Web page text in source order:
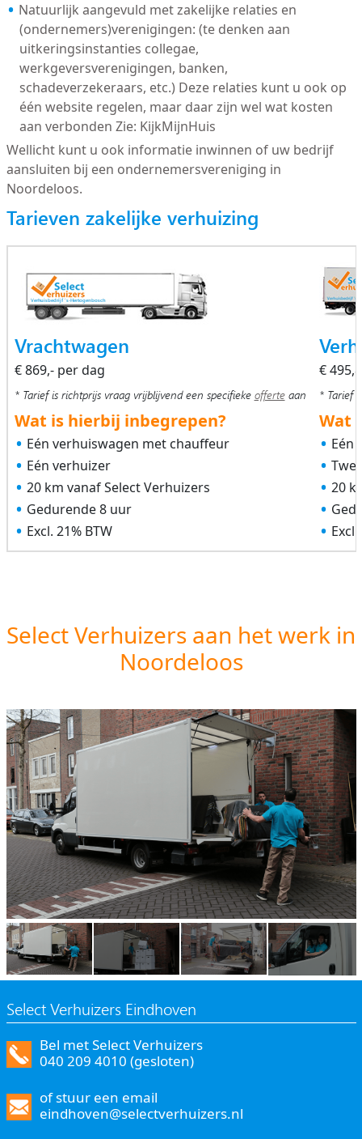
Natuurlijk aangevuld met zakelijke relaties en
(ondernemers)verenigingen: (te denken aan
uitkeringsinstanties collegae,
werkgeversverenigingen, banken,
schadeverzekeraars, etc.) Deze relaties kunt u ook op
één website regelen, maar daar zijn wel wat kosten
aan verbonden Zie: KijkMijnHuis
Wellicht kunt u ook informatie inwinnen of uw bedrijf
aansluiten bij een ondernemersvereniging in
Noordeloos.
Tarieven zakelijke verhuizing
Vrachtwagen
€ 869,- per dag
* Tarief is richtprijs vraag vrijblijvend een specifieke offerteaan
Wat is hierbij inbegrepen?
Eén verhuiswagen met chauffeur
Eén verhuizer
20 km vanaf Select Verhuizers
Gedurende 8 uur
Excl. 21% BTW
€
* Tarief
Wat
Eén
20
Excl.
Select Verhuizers aan het werk in
Noordeloos
Select Verhuizers Eindhoven
Bel met Select Verhuizers
040 209 4010 (gesloten)
of stuur een email
eindhoven@selectverhuizers.nl